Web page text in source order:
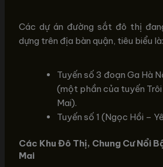
Các dự án đường sắt đô thị
dựng trên địa bàn quận, tiêu biểu là:
Tuyến số 3 đoạn Ga Hà
(một phần của tuyến
Mai).
Tuyến số 1 (Ngọc Hồi –
Các Khu Đô Thị, Chung Cư Nổi
Mai